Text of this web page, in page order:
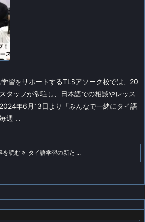
習をサポートするTLSアソーク校では、20
タッフが常駐し、日本語での相談やレッス
年6月13日より「みんなで一緒にタイ語
週 ...
を読む タイ語学習の新た ...